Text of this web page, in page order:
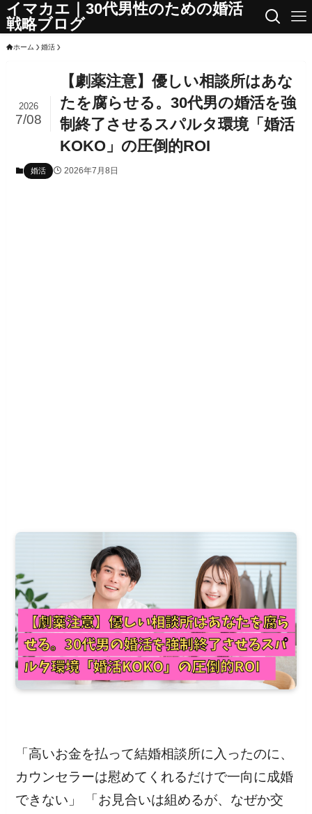
イマカエ｜30代男性のための婚活
戦略ブログ
ホーム 婚活
【劇薬注意】優しい相談所はあな
たを腐らせる。30代男の婚活を強
制終了させるスパルタ環境「婚活
KOKO」の圧倒的ROI
2026
7/08
婚活 2026年7月8日
「高いお金を払って結婚相談所に入ったのに、
カウンセラーは慰めてくれるだけで一向に成婚
できない」 「お見合いは組めるが、なぜか交